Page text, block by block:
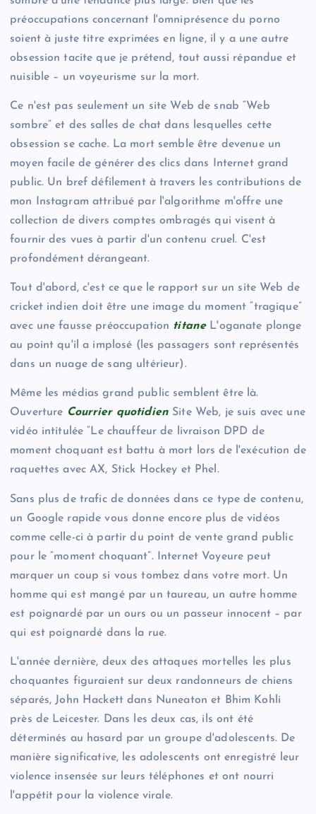
préoccupations concernant l'omniprésence du porno
soient à juste titre exprimées en ligne, il y a une autre
obsession tacite que je prétend, tout aussi répandue et
nuisible – un voyeurisme sur la mort.
Ce n'est pas seulement un site Web de snab “Web
sombre” et des salles de chat dans lesquelles cette
obsession se cache. La mort semble être devenue un
moyen facile de générer des clics dans Internet grand
public. Un bref défilement à travers les contributions de
mon Instagram attribué par l'algorithme m'offre une
collection de divers comptes ombragés qui visent à
fournir des vues à partir d'un contenu cruel. C'est
profondément dérangeant.
Tout d'abord, c'est ce que le rapport sur un site Web de
cricket indien doit être une image du moment “tragique”
avec une fausse préoccupation titaneL'oganate plonge
au point qu'il a implosé (les passagers sont représentés
dans un nuage de sang ultérieur).
Même les médias grand public semblent être là.
Ouverture Courrier quotidien Site Web, je suis avec une
vidéo intitulée “Le chauffeur de livraison DPD de
moment choquant est battu à mort lors de l'exécution de
raquettes avec AX, Stick Hockey et Phel.
Sans plus de trafic de données dans ce type de contenu,
un Google rapide vous donne encore plus de vidéos
comme celle-ci à partir du point de vente grand public
pour le “moment choquant”. Internet Voyeure peut
marquer un coup si vous tombez dans votre mort. Un
homme qui est mangé par un taureau, un autre homme
est poignardé par un ours ou un passeur innocent – par
qui est poignardé dans la rue.
L'année dernière, deux des attaques mortelles les plus
choquantes figuraient sur deux randonneurs de chiens
séparés, John Hackett dans Nuneaton et Bhim Kohli
près de Leicester. Dans les deux cas, ils ont été
déterminés au hasard par un groupe d'adolescents. De
manière significative, les adolescents ont enregistré leur
violence insensée sur leurs téléphones et ont nourri
l'appétit pour la violence virale.